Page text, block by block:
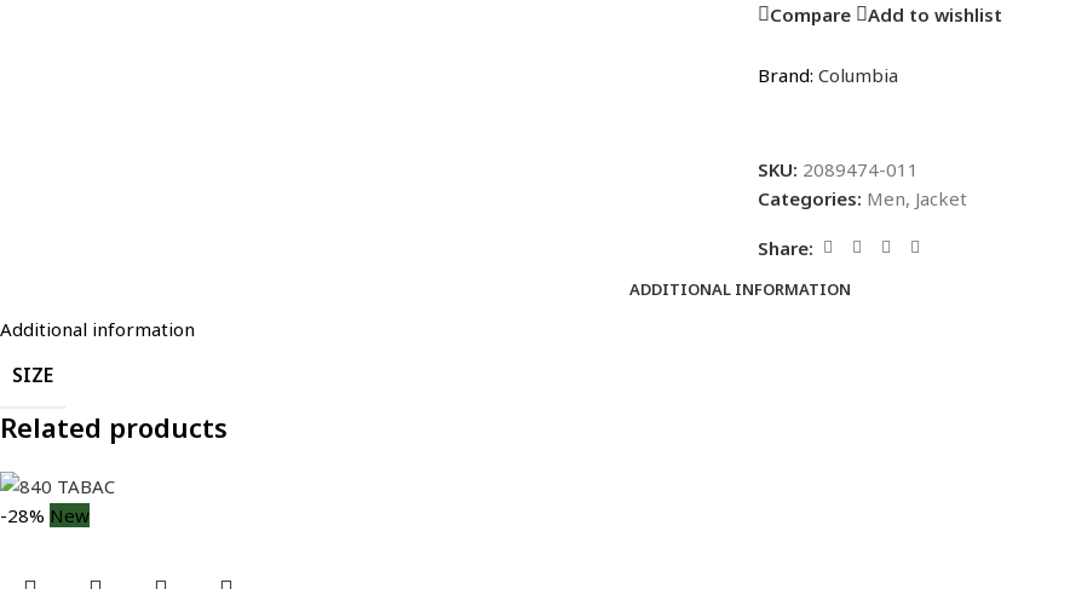
Compare Add to wishlist
Brand: Columbia
SKU: 2089474-011
Categories: Men, Jacket
Share:
ADDITIONAL INFORMATION
Additional information
SIZE
Related products
-28% New